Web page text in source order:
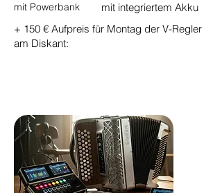
mit Powerbank
mit integriertem Akku
+ 150 € Aufpreis für Montag der V-Regler
am Diskant: